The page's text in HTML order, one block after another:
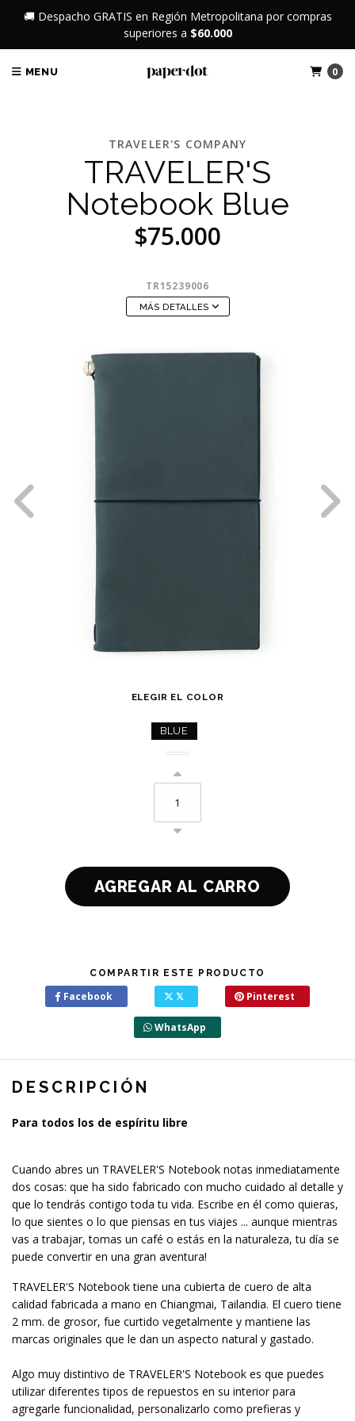
🚚 Despacho GRATIS en Región Metropolitana por compras
superiores a $60.000
MENU 0
TRAVELER'S COMPANY
TRAVELER'S
Notebook Blue
$75.000
TR15239006
MÁS DETALLES
ELEGIR EL COLOR
BLUE
COMPARTIR ESTE PRODUCTO
Facebook 𝕏 Pinterest
WhatsApp
DESCRIPCIÓN
Para todos los de espíritu libre
Cuando abres un TRAVELER'S Notebook notas inmediatamente
dos cosas: que ha sido fabricado con mucho cuidado al detalle y
que lo tendrás contigo toda tu vida. Escribe en él como quieras,
lo que sientes o lo que piensas en tus viajes ... aunque mientras
vas a trabajar, tomas un café o estás en la naturaleza, tu día se
puede convertir en una gran aventura!
TRAVELER'S Notebook tiene una cubierta de cuero de alta
calidad fabricada a mano en Chiangmai, Tailandia. El cuero tiene
2 mm. de grosor, fue curtido vegetalmente y mantiene las
marcas originales que le dan un aspecto natural y gastado.
Algo muy distintivo de TRAVELER'S Notebook es que puedes
utilizar diferentes tipos de repuestos en su interior para
agregarle funcionalidad, personalizarlo como prefieras y